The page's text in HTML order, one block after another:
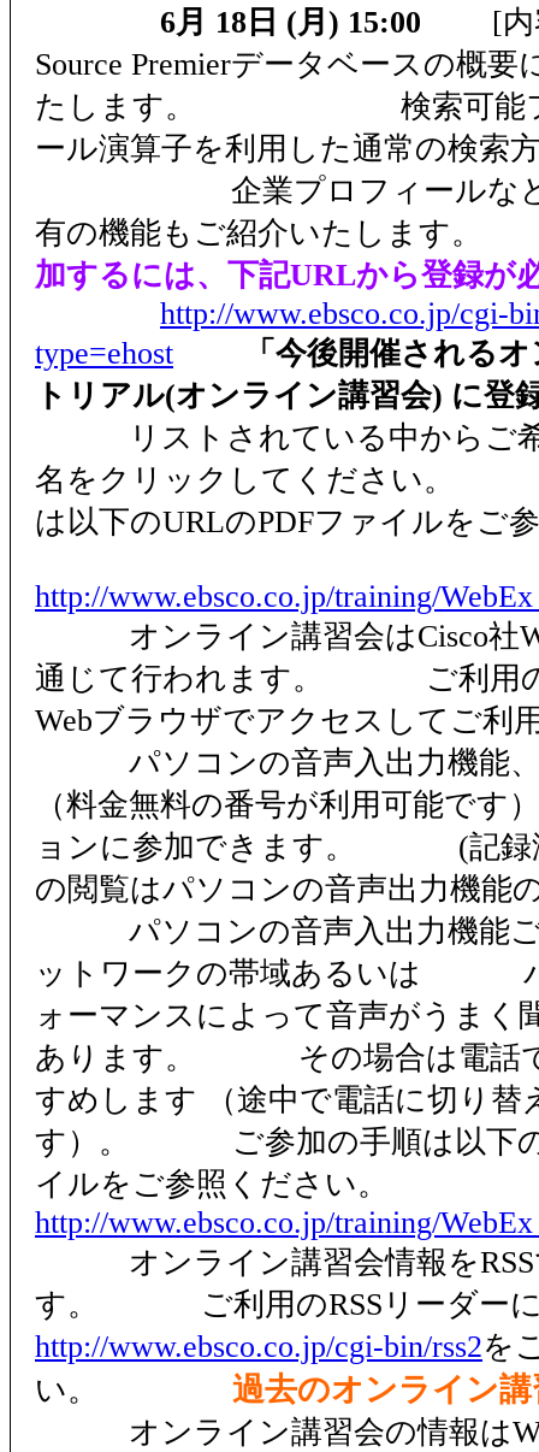
6月 18日 (月) 15:00 [内容
Source Premierデータベースの概
たします。 検索可能フ
ール演算子を利用した通常の検索
企業プロフィールなどデ
有の機能もご紹介いたします
加するには、下記URLから登録
http://www.ebsco.co.jp/cgi-
type=ehost
「今後開催される
トリアル(オンライン講習会) に登
リストされている中からご希
名をクリックしてください。
は以下のURLのPDFファイルをご
http://www.ebsco.co.jp/training/
オンライン講習会はCisco社
通じて行われます。 ご利用の
Webブラウザでアクセスしてご利
パソコンの音声入出力機能、
（料金無料の番号が利用可能です
ョンに参加できます。 (記録
の閲覧はパソコンの音声出力機能
パソコンの音声入出力機能ご
ットワークの帯域あるいは
ォーマンスによって音声がうまく
あります。 その場合は電話で
すめします （途中で電話に切り替
す）。 ご参加の手順は以下の
イルをご参照ください。
http://www.ebsco.co.jp/training/
オンライン講習会情報をRSS
す。 ご利用のRSSリーダー
http://www.ebsco.co.jp/cgi-bin/rss2を
い。 過去のオンライン
オンライン講習会の情報は